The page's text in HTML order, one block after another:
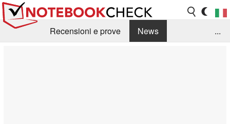
Recensioni e prove
News
...